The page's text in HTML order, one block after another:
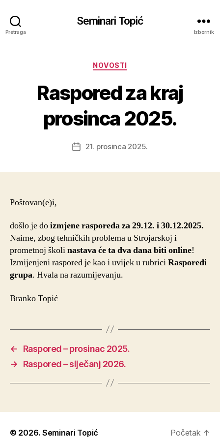
Pretraga
Seminari Topić
Izbornik
Kategorije
NOVOSTI
Raspored za kraj
prosinca 2025.
Datum
21. prosinca 2025.
Poštovan(e)i,
došlo je doizmjene rasporeda za 29.12. i 30.12.2025.
Naime, zbog tehničkih problema u Strojarskoj i
prometnoj školinastava će ta dva dana biti online!
Izmijenjeni raspored je kao i uvijek u rubriciRasporedi
grupa. Hvala na razumijevanju.
Branko Topić
←
Raspored – prosinac 2025.
→
Raspored – siječanj 2026.
© 2026. Seminari Topić Početak ↑